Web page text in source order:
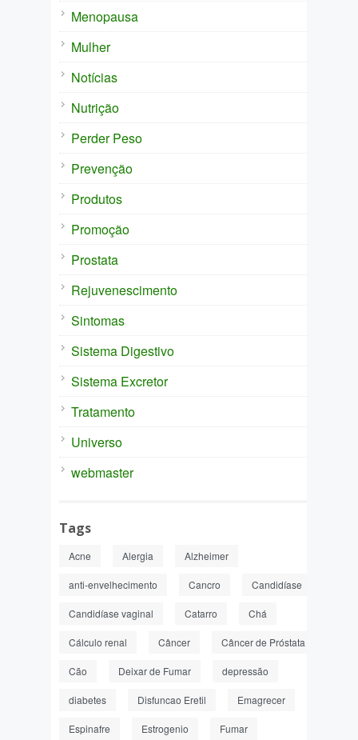
Menopausa
Mulher
Notícias
Nutrição
Perder Peso
Prevenção
Produtos
Promoção
Prostata
Rejuvenescimento
Sintomas
Sistema Digestivo
Sistema Excretor
Tratamento
Universo
webmaster
Tags
Acne Alergia Alzheimer
anti-envelhecimento Cancro Candidíase
Candidíase vaginal Catarro Chá
Cálculo renal Câncer Câncer de Próstata
Cão Deixar de Fumar depressão
diabetes Disfuncao Eretil Emagrecer
Espinafre Estrogenio Fumar